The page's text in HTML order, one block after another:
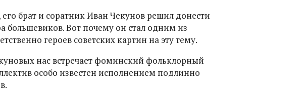
его брат и соратник Иван Чекунов решил донести
большевиков. Вот почему он стал одним из
героев советских картин на эту тему.
нас встречает фоминский фольклорный
особо известен исполнением подлинно